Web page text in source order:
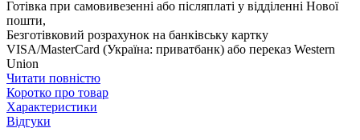
Готівка при самовивезенні або післяплаті у відділенні Нової
пошти,
Безготівковий розрахунок на банківську картку
VISA/MasterCard (Україна: приватбанк) або переказ Western
Union
Читати повністю
Коротко про товар
Характеристики
Відгуки